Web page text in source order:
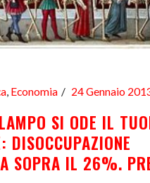
Economia 24 Gennaio
SI ODE IL
DISOCCUPAZIONE
SOPRA IL 26%.